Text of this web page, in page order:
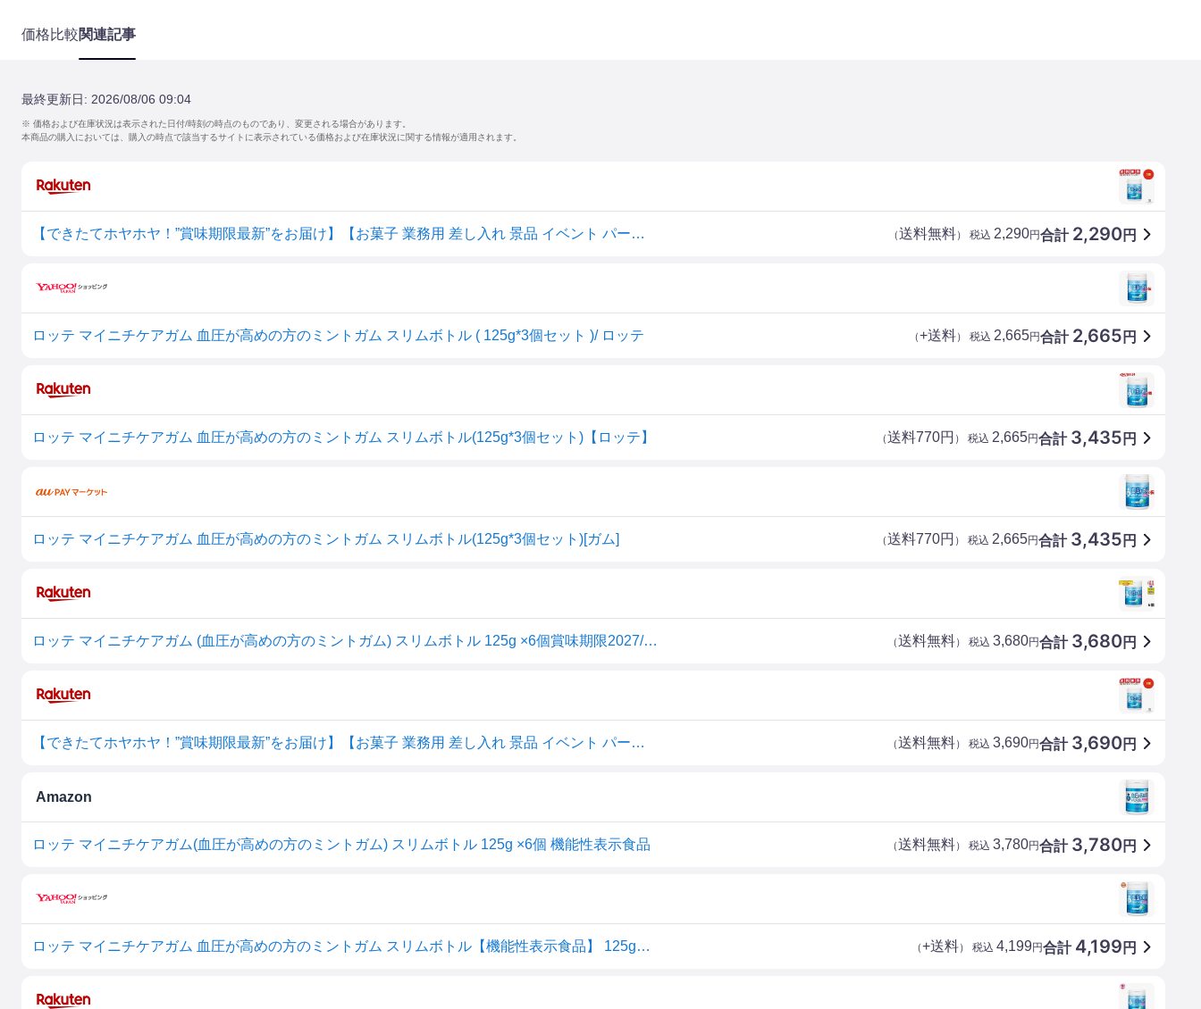
価格比較関連記事
最終更新日: 2026/08/06 09:04
※ 価格および在庫状況は表示された日付/時刻の時点のものであり、変更される場合があります。
本商品の購入においては、購入の時点で該当するサイトに表示されている価格および在庫状況に関する情報が適用されます。
【できたてホヤホヤ！”賞味期限最新”をお届け】【お菓子 業務用 差し入れ 景品 イベント パーティー】 ロッテ マイニチケアガム 血圧が高めの方のミントガムスリムボトル 3個セット 合計 2,290円
（送料無料） 税込 2,290円
ロッテ マイニチケアガム 血圧が高めの方のミントガム スリムボトル ( 125g*3個セット )/ ロッテ 合計 2,665 円
（+送料） 税込 2,665円
ロッテ マイニチケアガム 血圧が高めの方のミントガム スリムボトル(125g*3個セット)【ロッテ】 合計 3,435 円
（送料770円 ） 税込 2,665円
ロッテ マイニチケアガム 血圧が高めの方のミントガム スリムボトル(125g*3個セット)[ガム] 合計 3,435 円
（送料770円 ） 税込 2,665円
ロッテ マイニチケアガム (血圧が高めの方のミントガム) スリムボトル 125g ×6個賞味期限2027/08 合計 3,680円
（送料無料） 税込 3,680円
【できたてホヤホヤ！”賞味期限最新”をお届け】【お菓子 業務用 差し入れ 景品 イベント パーティー】 ロッテ マイニチケアガム 血圧が高めの方のミントガムスリムボトル 6個セット 合計 3,690円
（送料無料） 税込 3,690円
Amazon
ロッテ マイニチケアガム(血圧が高めの方のミントガム) スリムボトル 125g ×6個 機能性表示食品 合計 3,780円
（送料無料） 税込 3,780円
ロッテ マイニチケアガム 血圧が高めの方のミントガム スリムボトル【機能性表示食品】 125g×6個入｜ 送料別 合計 4,199 円
（+送料） 税込 4,199円